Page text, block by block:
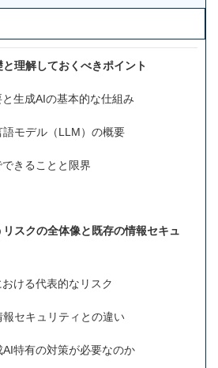
理解しておくべきポイント
生成AIの基本的な仕組み
モデル（LLM）の概要
きることと限界
スクの全体像と既存の情報セキュ
ける代表的なリスク
セキュリティとの違い
特有の対策が必要なのか